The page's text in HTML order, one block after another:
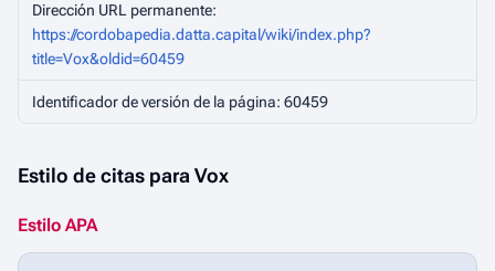
Dirección URL permanente:
https://cordobapedia.datta.capital/wiki/index.php?
title=Vox&oldid=60459
Identificador de versión de la página: 60459
Estilo de citas para Vox
Estilo APA